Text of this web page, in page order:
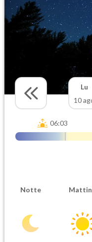
Lu
10
06:03
Notte